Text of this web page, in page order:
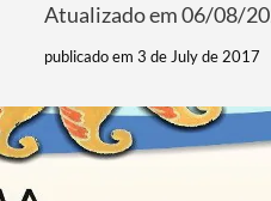
Atualizado em 06/08/
publicado em 3 de July de 2017